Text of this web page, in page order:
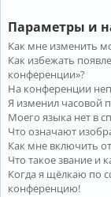
Параметры и
Как мне изменить
Как избежать
конференции»?
На конференции
Я изменил часовой
Моего языка нет в
Что означают
Как мне включить
Что такое звание и
Когда я щёлкаю по
конференцию!